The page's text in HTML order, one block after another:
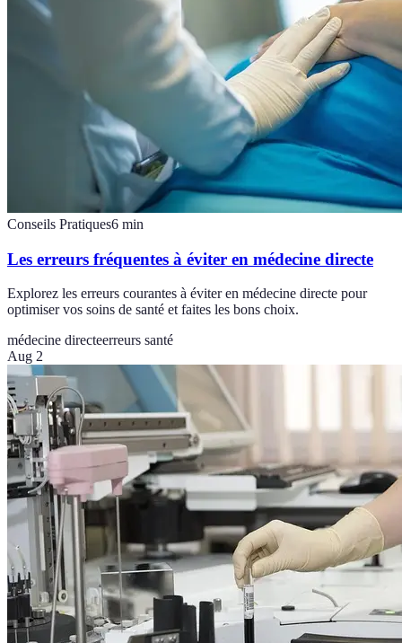
Conseils Pratiques6 min
Les erreurs fréquentes à éviter en médecine directe
Explorez les erreurs courantes à éviter en médecine directe pour
optimiser vos soins de santé et faites les bons choix.
médecine directeerreurs santé
Aug 2